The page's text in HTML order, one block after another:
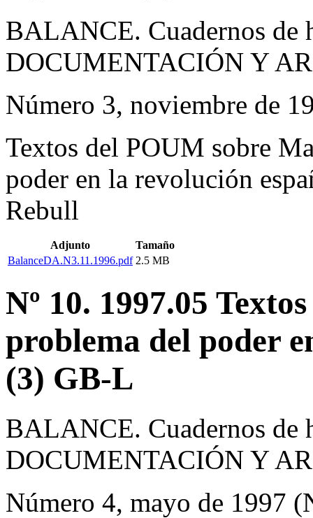
BALANCE. Cuadernos de
DOCUMENTACIÓN Y
Número 3, noviembre de
Textos del POUM sobre
poder en la revolución
Rebull
Adjunto
Tamaño
BalanceDA.N3.11.1996.pdf 2.5 MB
Nº 10. 1997.05
problema del poder
(3) GB-L
BALANCE. Cuadernos de
DOCUMENTACIÓN Y
Número 4, mayo de 1997